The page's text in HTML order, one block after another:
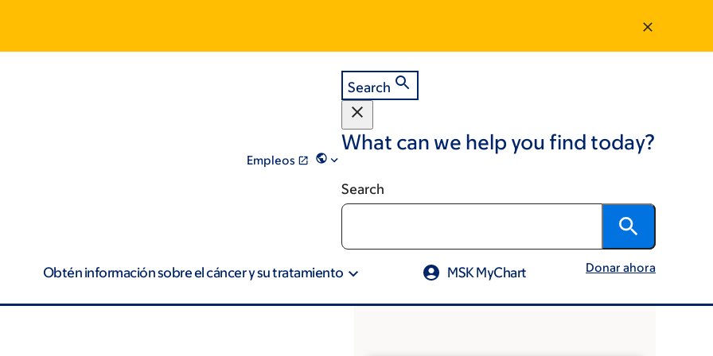
Empleos
Search
What can we help you find today?
Search
Obtén información sobre el cáncer y su tratamiento MSK MyChart Donar ahora